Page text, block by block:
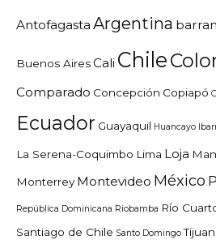
Antofagasta Argentina
Buenos AiresCali Chile
Comparado Concepción Copiapó
Ecuador Guayaquil Huancayo
La Serena-Coquimbo Lima Loja
Monterrey Montevideo México
República Dominicana Riobamba Río
Santiago de Chile Santo Domingo